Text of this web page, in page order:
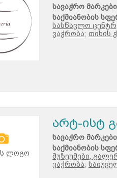
სავაჭრო
საქმიანობის
სასწავლო
ვაჭრობა; თიხის
ლოგო
არტ-ისტ
სავაჭრო
საქმიანობის
მუზეუმები,
ვაჭრობა;